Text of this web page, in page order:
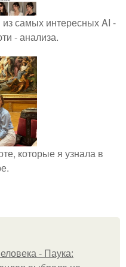
самых интересных AI -
- анализа.
которые я узнала в
- Паука: